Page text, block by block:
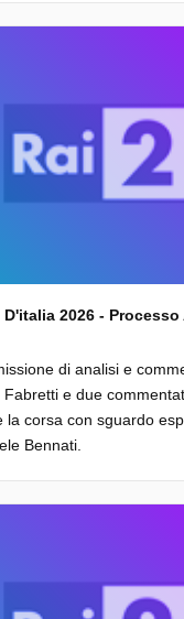
di analisi e
e due
la corsa con sguardo
Bennati.